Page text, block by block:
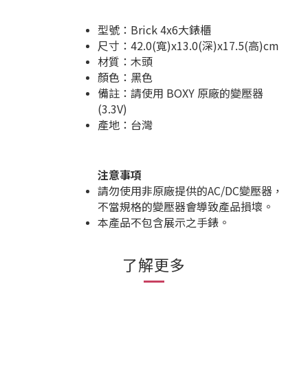
型號：Brick 4x6大錶櫃
尺寸：42.0(寬)x13.0(深)x17.5(高)cm
材質：木頭
顏色：黑色
備註：請使用 BOXY 原廠的變壓器
(3.3V)
產地：台灣
注意事項
請勿使用非原廠提供的AC/DC變壓器，
不當規格的變壓器會導致產品損壞。
本產品不包含展示之手錶。
了解更多